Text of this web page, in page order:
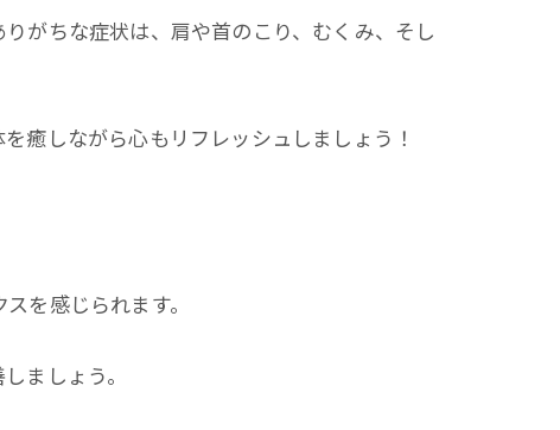
がちな症状は、肩や首のこり、むくみ、そし
癒しながら心もリフレッシュしましょう！
を感じられます。
ましょう。